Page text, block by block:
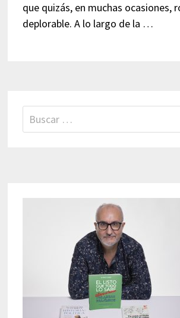
que quizás, en muchas ocasiones,
deplorable. A lo largo de la …
Buscar: